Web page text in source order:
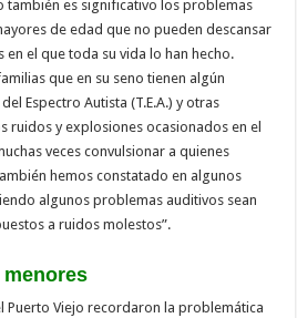
también es significativo los problemas
de edad que no pueden descansar
el que toda su vida lo han hecho.
que en su seno tienen algún
Espectro Autista (T.E.A.) y otras
ruidos y explosiones ocasionados en el
veces convulsionar a quienes
hemos constatado en algunos
algunos problemas auditivos sean
a ruidos molestos”.
menores
Puerto Viejo recordaron la problemática